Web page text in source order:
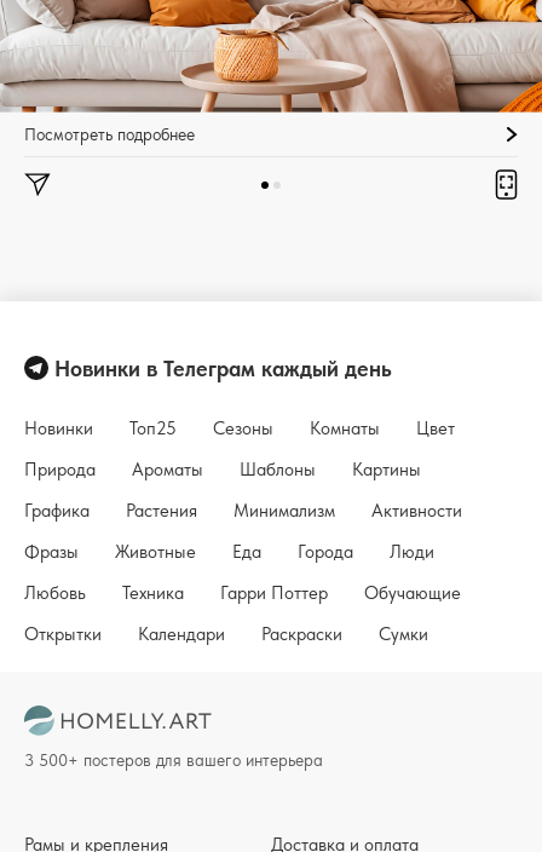
Посмотреть подробнее
Новинки в Телеграм каждый день
Новинки Топ25 Сезоны Комнаты
Цвет
Природа
Ароматы Шаблоны
Картины
Графика
Растения Минимализм
Активности
Фразы
Животные Еда Города
Люди
Любовь
Техника Гарри Поттер
Обучающие
Открытки
Календари Раскраски Сумки
Рамы и крепления Доставка и оплата
3 500+ постеров для вашего интерьера